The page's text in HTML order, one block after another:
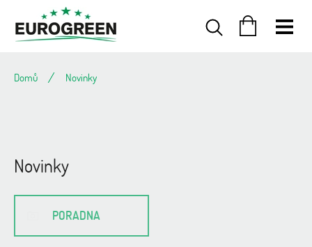
obsah
Domů Novinky
Novinky
PORADNA